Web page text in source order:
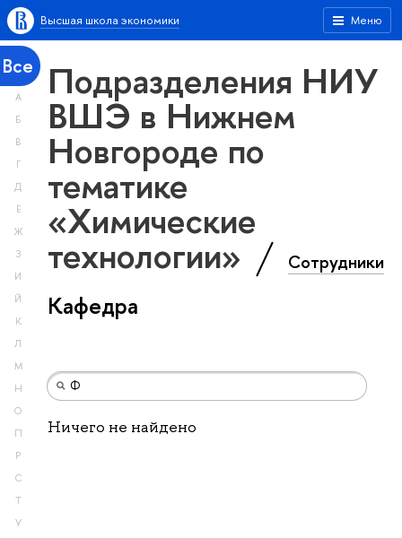
Меню
Высшая школа экономики
Все
А
Б
В
Г
Д
Е
Ж
З
И
Й
К
Л
М
Н
О
П
Р
С
Т
У
Подразделения НИУ
ВШЭ в Нижнем
Новгороде по
тематике
«Химические
технологии» Сотрудники
Кафедра
Ничего не найдено